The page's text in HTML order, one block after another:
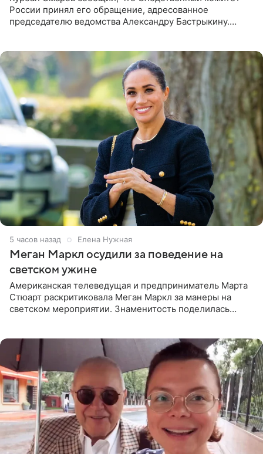
России принял его обращение, адресованное
председателю ведомства Александру Бастрыкину.
5 часов назад Елена Нужная
Меган Маркл осудили за поведение на
светском ужине
Американская телеведущая и предприниматель Марта
Стюарт раскритиковала Меган Маркл за манеры на
светском мероприятии. Знаменитость поделилась